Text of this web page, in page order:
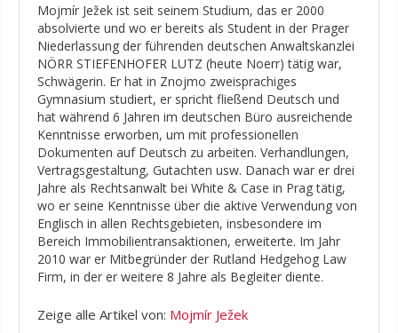
Mojmír Ježek ist seit seinem Studium, das er 2000
absolvierte und wo er bereits als Student in der Prager
Niederlassung der führenden deutschen Anwaltskanzlei
NÖRR STIEFENHOFER LUTZ (heute Noerr) tätig war,
Schwägerin. Er hat in Znojmo zweisprachiges
Gymnasium studiert, er spricht fließend Deutsch und
hat während 6 Jahren im deutschen Büro ausreichende
Kenntnisse erworben, um mit professionellen
Dokumenten auf Deutsch zu arbeiten. Verhandlungen,
Vertragsgestaltung, Gutachten usw. Danach war er drei
Jahre als Rechtsanwalt bei White & Case in Prag tätig,
wo er seine Kenntnisse über die aktive Verwendung von
Englisch in allen Rechtsgebieten, insbesondere im
Bereich Immobilientransaktionen, erweiterte. Im Jahr
2010 war er Mitbegründer der Rutland Hedgehog Law
Firm, in der er weitere 8 Jahre als Begleiter diente.
Zeige alle Artikel von: Mojmír Ježek